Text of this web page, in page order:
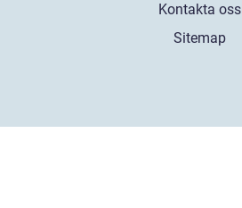
Kontakta oss
Sitemap